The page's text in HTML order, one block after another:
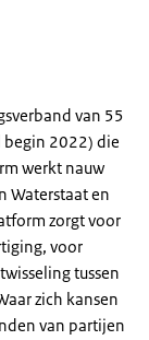
van 55
begin 2022) die
werkt nauw
Waterstaat en
zorgt voor
voor
tussen
zich kansen
van partijen